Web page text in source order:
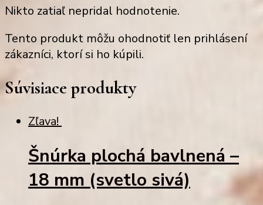
Nikto zatiaľ nepridal hodnotenie.
Tento produkt môžu ohodnotiť len prihlásení
zákazníci, ktorí si ho kúpili.
Súvisiace produkty
Zľava!
Šnúrka plochá bavlnená –
18 mm (svetlo sivá)